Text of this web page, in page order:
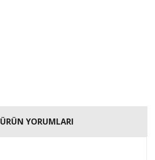
ÜRÜN YORUMLARI